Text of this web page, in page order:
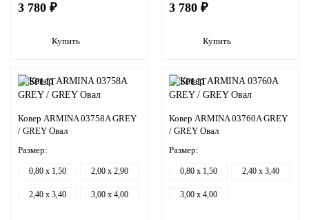
3 780 ₽
Купить
3 780 ₽
Купить
Ковер ARMINA 03758A GREY
/ GREY Овал
Размер:
0,80 x 1,50 2,00 x 2,90
2,40 x 3,40 3,00 x 4,00
Ковер ARMINA 03760A GREY
/ GREY Овал
Размер:
0,80 x 1,50 2,40 x 3,40
3,00 x 4,00